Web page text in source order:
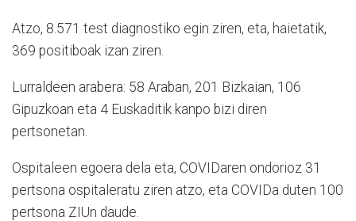
Atzo, 8.571 test diagnostiko egin ziren, eta, haietatik,
369 positiboak izan ziren.
Lurraldeen arabera: 58 Araban, 201 Bizkaian, 106
Gipuzkoan eta 4 Euskaditik kanpo bizi diren
pertsonetan.
Ospitaleen egoera dela eta, COVIDaren ondorioz 31
pertsona ospitaleratu ziren atzo, eta COVIDa duten 100
pertsona ZIUn daude.